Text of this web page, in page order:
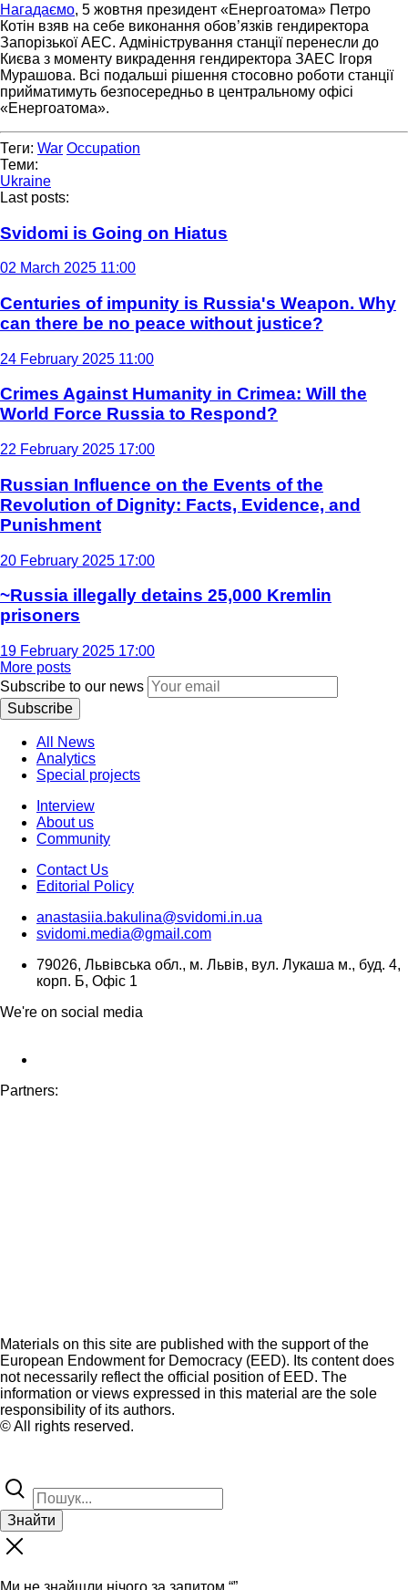
Нагадаємо, 5 жовтня президент «Енергоатома» Петро
Котін взяв на себе виконання обов’язків гендиректора
Запорізької АЕС. Адміністрування станції перенесли до
Києва з моменту викрадення гендиректора ЗАЕС Ігоря
Мурашова. Всі подальші рішення стосовно роботи станції
прийматимуть безпосередньо в центральному офісі
«Енергоатома».
Теги: War Occupation
Теми:
Ukraine
Last posts:
Svidomi is Going on Hiatus
02 March 2025 11:00
Centuries of impunity is Russia's Weapon. Why
can there be no peace without justice?
24 February 2025 11:00
Crimes Against Humanity in Crimea: Will the
World Force Russia to Respond?
22 February 2025 17:00
Russian Influence on the Events of the
Revolution of Dignity: Facts, Evidence, and
Punishment
20 February 2025 17:00
~Russia illegally detains 25,000 Kremlin
prisoners
19 February 2025 17:00
More posts
Subscribe to our news
Subscribe
All News
Analytics
Special projects
Interview
About us
Community
Contact Us
Editorial Policy
anastasiia.bakulina@svidomi.in.ua
svidomi.media@gmail.com
79026, Львівська обл., м. Львів, вул. Лукаша м., буд. 4,
корп. Б, Офіс 1
We're on social media
Partners:
Materials on this site are published with the support of the
European Endowment for Democracy (EED). Its content does
not necessarily reflect the official position of EED. The
information or views expressed in this material are the sole
responsibility of its authors.
© All rights reserved.
Знайти
Ми не знайшли нічого за запитом “”